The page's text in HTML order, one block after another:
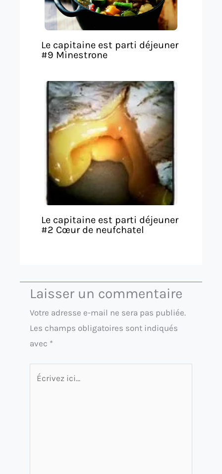
Le capitaine est parti déjeuner
#9 Minestrone
Le capitaine est parti déjeuner
#2 Cœur de neufchatel
Laisser un commentaire
Votre adresse e-mail ne sera pas publiée.
Les champs obligatoires sont indiqués
avec *
Écrivez